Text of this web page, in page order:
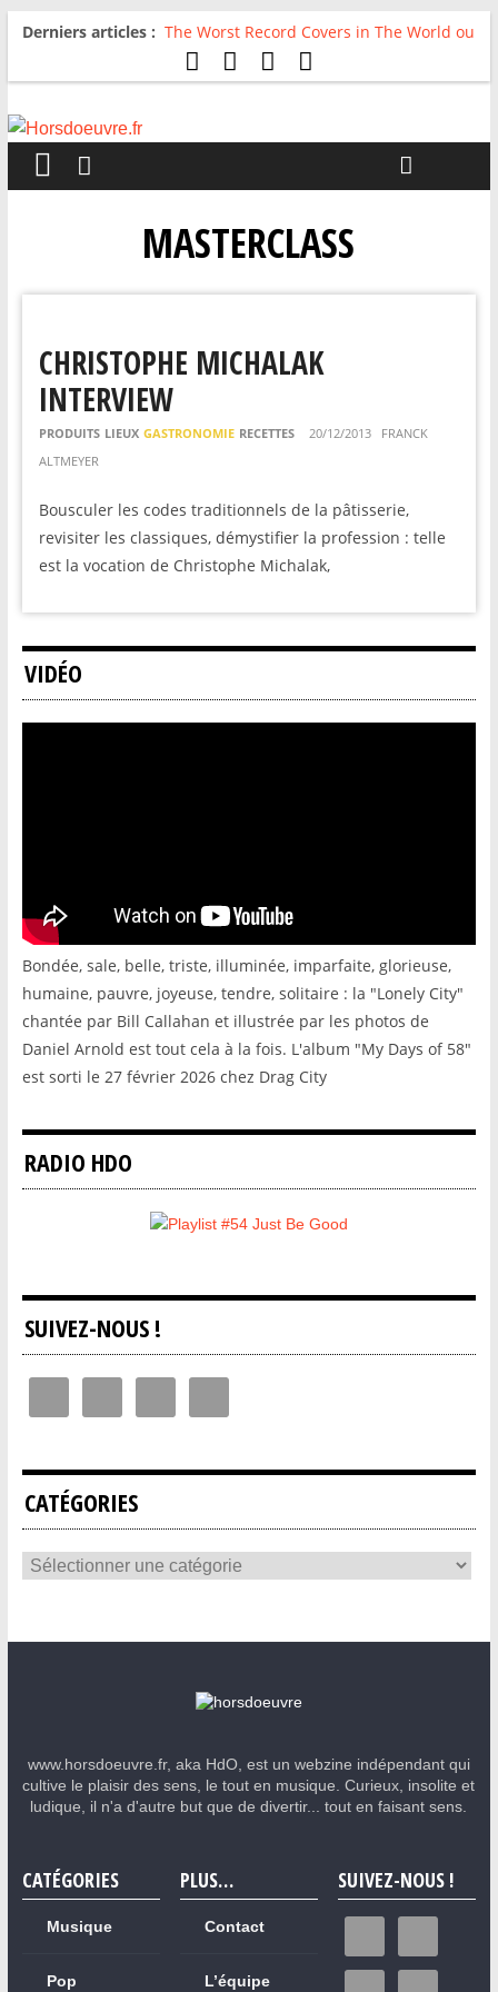
Derniers articles : The Worst Record Covers in The World ou
Comment rire du pire
Avril 2026 : C’est dans les vieux pots
For The First Time, Again : Tyler Ballgame
MASTERCLASS
CHRISTOPHE MICHALAK
INTERVIEW
PRODUITS LIEUX GASTRONOMIE RECETTES 20/12/2013
FRANCK
ALTMEYER
Bousculer les codes traditionnels de la pâtisserie,
revisiter les classiques, démystifier la profession : telle
est la vocation de Christophe Michalak,
VIDÉO
Bondée, sale, belle, triste, illuminée, imparfaite, glorieuse,
humaine, pauvre, joyeuse, tendre, solitaire : la "Lonely City"
chantée par Bill Callahan et illustrée par les photos de
Daniel Arnold est tout cela à la fois. L'album "My Days of 58"
est sorti le 27 février 2026 chez Drag City
RADIO HDO
SUIVEZ-NOUS !
CATÉGORIES
www.horsdoeuvre.fr, aka HdO, est un webzine indépendant qui
cultive le plaisir des sens, le tout en musique. Curieux, insolite et
ludique, il n'a d'autre but que de divertir... tout en faisant sens.
CATÉGORIES
Musique
Pop
PLUS…
Contact
L’équipe
SUIVEZ-NOUS !